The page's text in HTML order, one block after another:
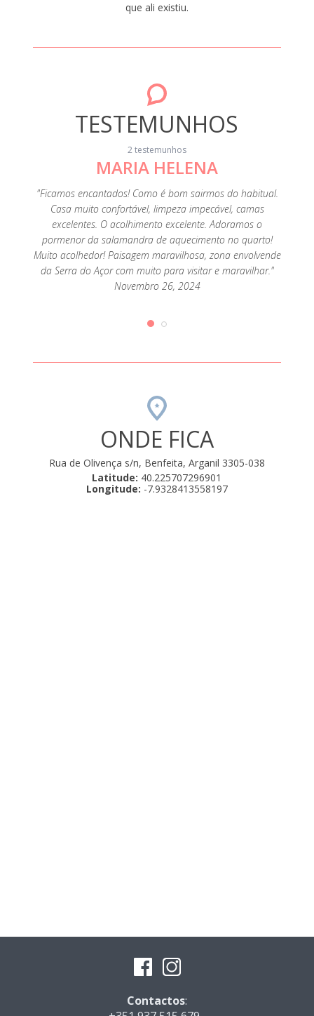
que ali existiu.
TESTEMUNHOS
2 testemunhos
MARIA HELENA
"Ficamos encantados! Como é bom sairmos do habitual.
Casa muito confortável, limpeza impecável, camas
excelentes. O acolhimento excelente. Adoramos o
pormenor da salamandra de aquecimento no quarto!
Muito acolhedor! Paisagem maravilhosa, zona envolvende
da Serra do Açor com muito para visitar e maravilhar."
Novembro 26, 2024
ONDE FICA
Rua de Olivença s/n, Benfeita, Arganil 3305-038
Latitude: 40.225707296901
Longitude: -7.9328413558197
Contactos: